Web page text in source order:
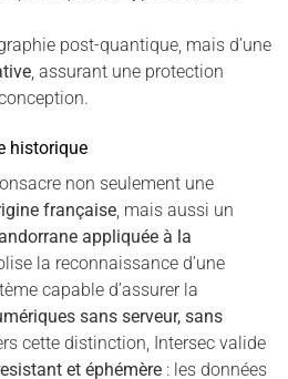
post-quantique, mais d’une
, assurant une protection
historique
non seulement une
française, mais aussi un
appliquée à la
la reconnaissance d’une
capable d’assurer la
sans serveur, sans
cette distinction, Intersec valide
et éphémère : les données